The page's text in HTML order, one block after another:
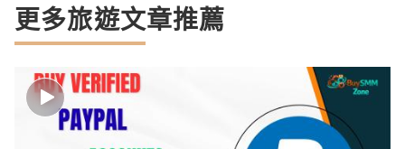
更多旅遊文章推薦